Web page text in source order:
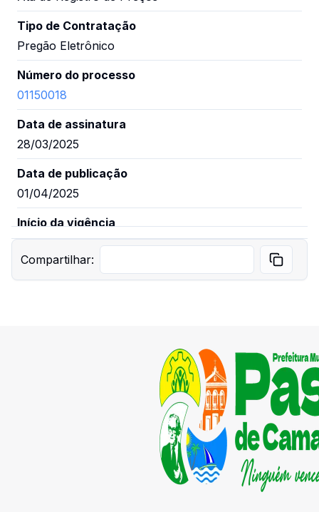
Tipo de Contratação
Pregão Eletrônico
Número do processo
01150018
Data de assinatura
28/03/2025
Data de publicação
01/04/2025
Início da vigência
01/04/2025
Fim da vigência
IMPACTO COMERCIAL LTDA
Compartilhar: